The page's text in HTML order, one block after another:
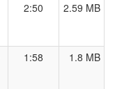
2:50 2.59 MB
1:58 1.8 MB